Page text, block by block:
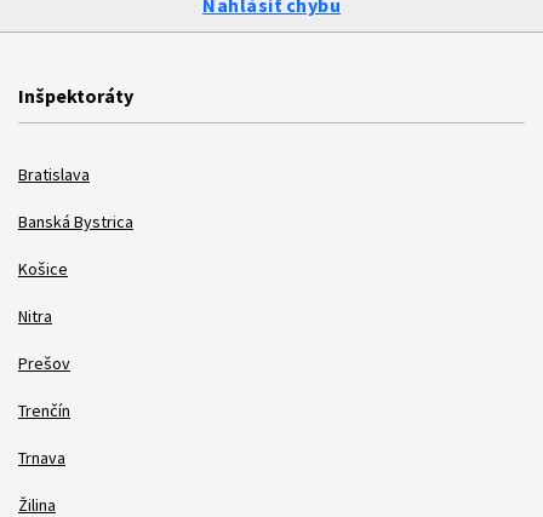
Inšpektoráty
Bratislava
Banská Bystrica
Košice
Nitra
Prešov
Trenčín
Trnava
Žilina